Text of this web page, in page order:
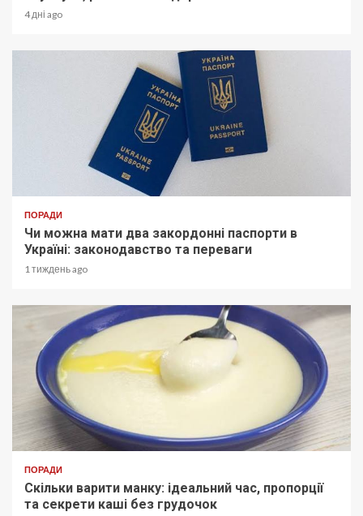
4 дні ago
ПОРАДИ
Чи можна мати два закордонні паспорти в
Україні: законодавство та переваги
1 тиждень ago
ПОРАДИ
Скільки варити манку: ідеальний час, пропорції
та секрети каші без грудочок